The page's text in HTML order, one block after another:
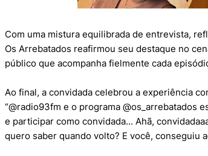
Com uma mistura equilibrada de entrevista,
Os Arrebatados reafirmou seu destaque no
público que acompanha fielmente cada
Ao final, a convidada celebrou a experiência
“@radio93fm e o programa @os_arrebatados
e participar como convidada... Ahã,
quero saber quando volto? E você, conseguiu